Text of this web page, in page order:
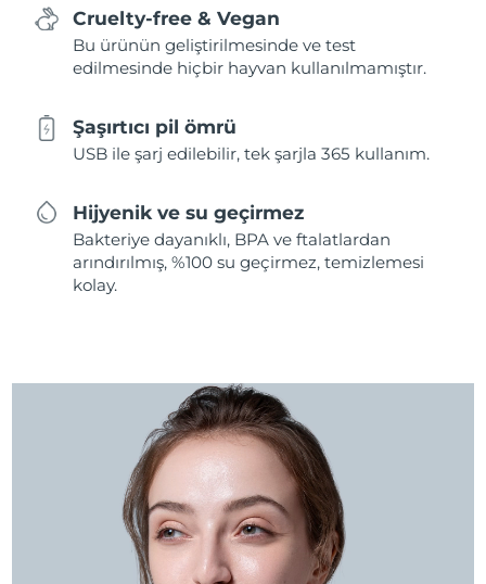
Cruelty-free & Vegan
Bu ürünün geliştirilmesinde ve test
edilmesinde hiçbir hayvan kullanılmamıştır.
Şaşırtıcı pil ömrü
USB ile şarj edilebilir, tek şarjla 365 kullanım.
Hijyenik ve su geçirmez
Bakteriye dayanıklı, BPA ve ftalatlardan
arındırılmış, %100 su geçirmez, temizlemesi
kolay.